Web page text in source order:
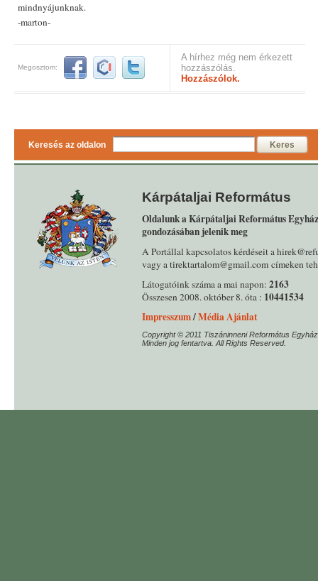
mindnyájunknak.
-marton-
Megosztom:
A hírhez még nem érkezett
hozzászólás.
Hozzászólok.
Keresés az oldalon Keres
Kárpátaljai Református
Oldalunk a Kárpátaljai Református
gondozásában jelenik meg
A Portállal kapcsolatos kérdéseit a
vagy a tirektartalom@gmail.com címeken
Látogatóink száma a mai napon: 2163
Összesen 2008. október 8. óta : 10441534
Impresszum/Média Ajánlat
Copyright © 2011 Tiszáninneni Református
Minden jog fentartva. All Rights Reserved.